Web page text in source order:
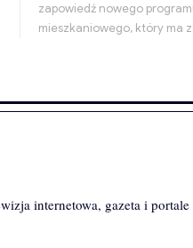
zapowiedź nowego
mieszkaniowego, który ma
internetowa, gazeta i portale